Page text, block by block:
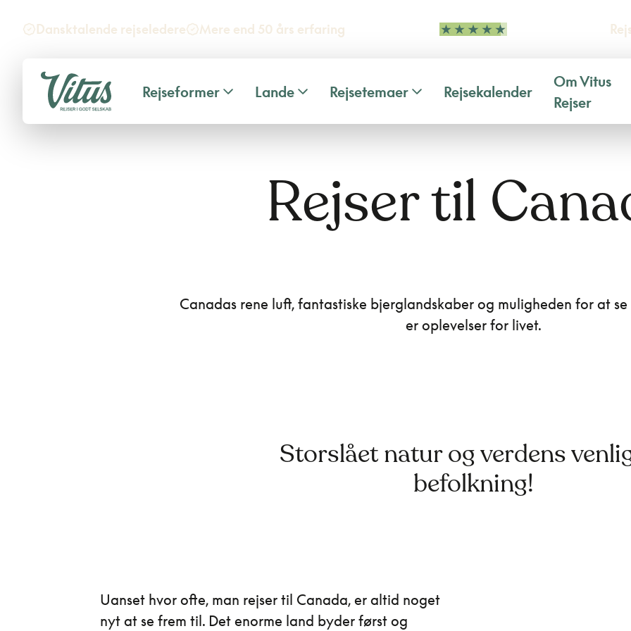
Dansktalende rejseledere Mere end 50 års erfaring
Rejseformer Lande Rejsetemaer Rejsekalender
Om Vitus
Rejser
Rejser til
Canadas rene luft, fantastiske bjerglandskaber og muligheden for at
er oplevelser for livet.
Storslået natur og verdens
befolkning!
Uanset hvor ofte, man rejser til Canada, er altid noget
nyt at se frem til. Det enorme land byder først og